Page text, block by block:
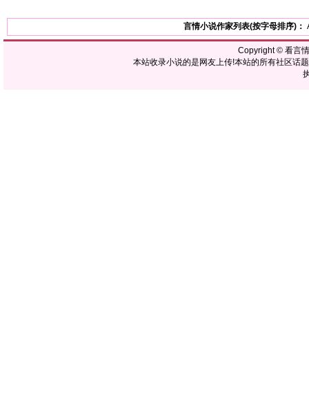
言情小说作家列表(按字母排序)：
Copyright © 看言
本站收录小说的是网友上传!本站的所有社区话